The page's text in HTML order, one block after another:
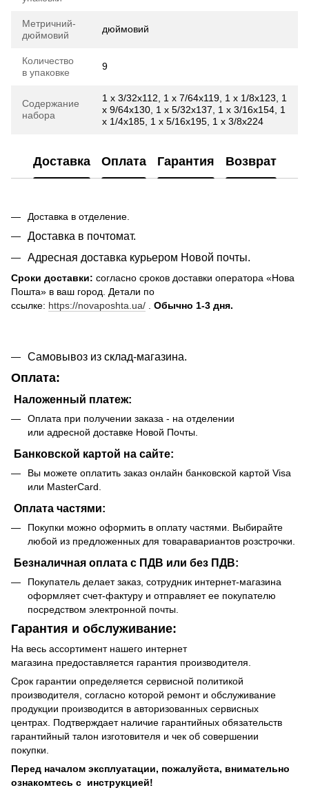
Метричний-
дюймовий
дюймовий
Количество
в упаковке
9
Содержание
набора
1 x 3/32x112, 1 x 7/64x119, 1 x 1/8x123, 1
x 9/64x130, 1 x 5/32x137, 1 x 3/16x154, 1
x 1/4x185, 1 x 5/16x195, 1 x 3/8x224
Доставка Оплата Гарантия Возврат
Доставка в отделение.
Доставка в почтомат.
Адресная доставка курьером Новой почты.
Сроки доставки: согласно сроков доставки оператора «Нова
Пошта» в ваш город. Детали по
ссылке: https://novaposhta.ua/ Обычно 1-3 дня.
Самовывоз из склад-магазина.
Оплата:
Наложенный платеж:
Оплата при получении заказа - на отделении
или адресной доставке Новой Почты.
Банковской картой на сайте:
Вы можете оплатить заказ онлайн банковской картой Visa
или MasterCard.
Оплата частями:
Покупки можно оформить в оплату частями. Выбирайте
любой из предложенных для товаравариантов розстрочки.
Безналичная оплата с ПДВ или без ПДВ:
Покупатель делает заказ, сотрудник интернет-магазина
оформляет счет-фактуру и отправляет ее покупателю
посредством электронной почты.
Гарантия и обслуживание:
На весь ассортимент нашего интернет
магазина предоставляется гарантия производителя.
Срок гарантии определяется сервисной политикой
производителя, согласно которой ремонт и обслуживание
продукции производится в авторизованных сервисных
центрах. Подтверждает наличие гарантийных обязательств
гарантийный талон изготовителя и чек об совершении
покупки.
Перед началом эксплуатации, пожалуйста, внимательно
ознакомтесь с инструкцией!